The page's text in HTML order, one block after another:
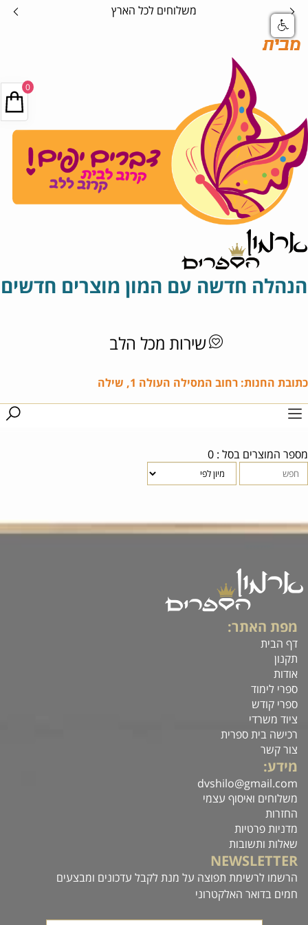
משלוחים לכל הארץ
מבית
הנהלה חדשה עם המון מוצרים חדשים
שירות מכל הלב
כתובת החנות: רחוב המסילה העולה 1, שילה
מספר המוצרים בסל : 0
0
מפת האתר:
דף הבית
תקנון
אודות
ספרי לימוד
ספרי קודש
ציוד משרדי
רכישה בית ספרית
צור קשר
מידע:
dvshilo@gmail.com
משלוחים ואיסוף עצמי
החזרות
מדניות פרטיות
שאלות ותשובות
NEWSLETTER
הרשמו לרשימת תפוצה על מנת לקבל עדכונים ומבצעים
חמים בדואר האלקטרוני